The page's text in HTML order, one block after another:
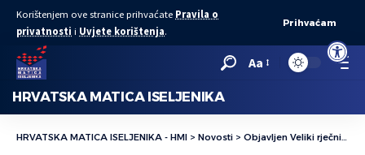
Open
Korištenjem ove stranice prihvaćate Pravila o
privatnosti i Uvjete korištenja.
Prihvaćam
Aa
HRVATSKA MATICA ISELJENIKA
HRVATSKA MATICA ISELJENIKA - HMI > Novosti > Objavljen Veliki rječnik hrvatskoga standardnog jezika